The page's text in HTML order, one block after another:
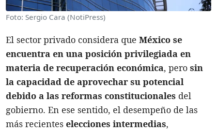
Foto: Sergio Cara (NotiPress)
El sector privado considera que México se
encuentra en una posición privilegiada en
materia de recuperación económica, pero sin
la capacidad de aprovechar su potencial
debido a las reformas constitucionales del
gobierno. En ese sentido, el desempeño de las
más recientes elecciones intermedias,